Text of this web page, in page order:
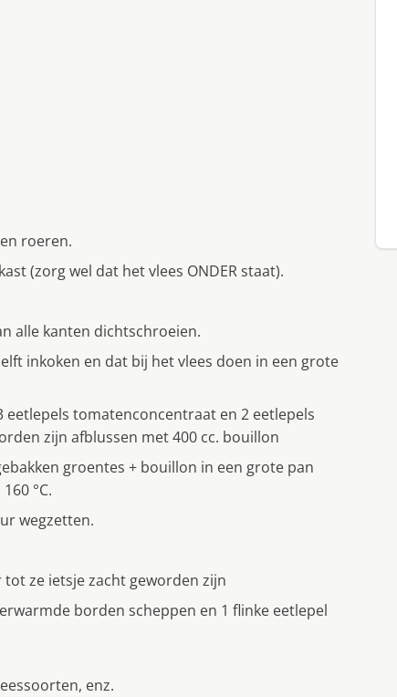
roeren.
(zorg wel dat het vlees ONDER staat).
alle kanten dichtschroeien.
inkoken en dat bij het vlees doen in een grote
tomatenconcentraat en 2 eetlepels
zijn afblussen met 400 cc. bouillon
groentes + bouillon in een grote pan
°C.
wegzetten.
ze ietsje zacht geworden zijn
borden scheppen en 1 flinke eetlepel
enz.